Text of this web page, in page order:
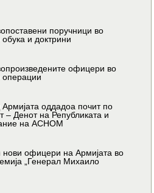
поручници во
и доктрини
офицери во
операции
оддадоа почит по
– Денот на Републиката и
на АСНОМ
офицери на Армијата во
„Генерал Михаило